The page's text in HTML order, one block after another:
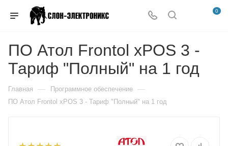
0
ПО Атол Frontol xPOS 3 -
Тариф "Полный" на 1 год
Главная — Программное обеспечение —
ПО Атол Frontol xPOS 3 - Тариф "Полный" на 1 год